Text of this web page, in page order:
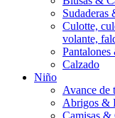
Sudaderas
Culotte,
volante,
Pantalones
Calzado
Niño
Avance de
Abrigos &
Camisas &